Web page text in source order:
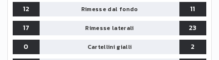
12
Rimesse dal fondo
11
17
Rimesse laterali
23
0
Cartellini gialli
2